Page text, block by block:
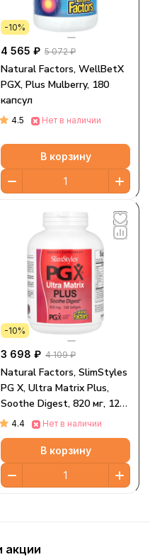
-10%
4 565 ₽ 5 072 ₽
Natural Factors, WellBetX
PGX, Plus Mulberry, 180
капсул
4.5 Нет в наличии
В корзину
-10%
3 698 ₽ 4 109 ₽
Natural Factors, SlimStyles
PG X, Ultra Matrix Plus,
Soothe Digest, 820 мг, 120
капсул
4.4 Нет в наличии
В корзину
акции